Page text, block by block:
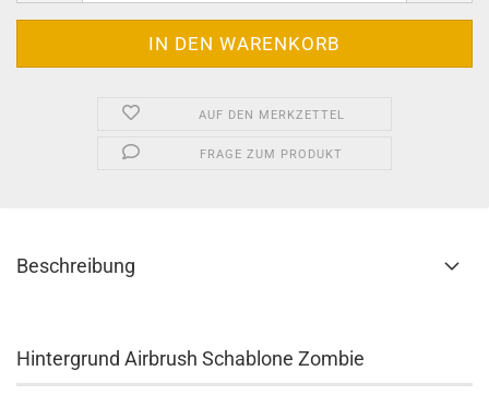
AUF DEN MERKZETTEL
FRAGE ZUM PRODUKT
Beschreibung
Hintergrund Airbrush Schablone Zombie